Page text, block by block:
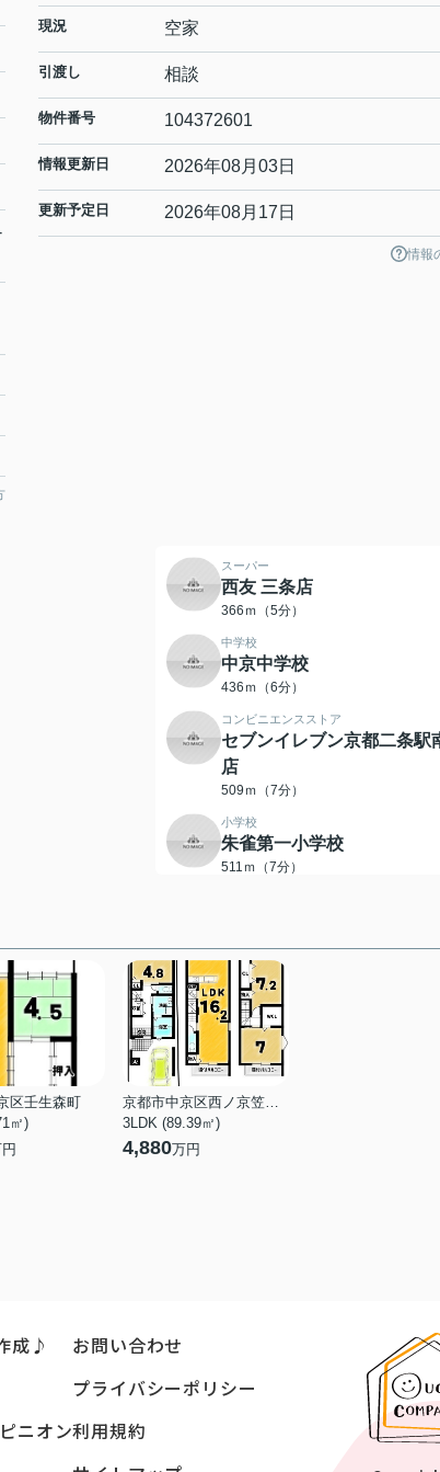
現況 空家
引渡し 相談
物件番号 104372601
情報更新日 2026年08月03日
更新予定日 2026年08月17日
情報
スーパー
西友 三条店
366ｍ（5分）
中学校
中京中学校
436ｍ（6分）
コンビニエンスストア
セブンイレブン京都二条駅
店
509ｍ（7分）
小学校
朱雀第一小学校
511ｍ（7分）
区壬生森町
㎡)
京都市中京区西ノ京笠殿町
3LDK (89.39㎡)
4,880万円
成♪
ニオン
お問い合わせ
プライバシーポリシー
利用規約